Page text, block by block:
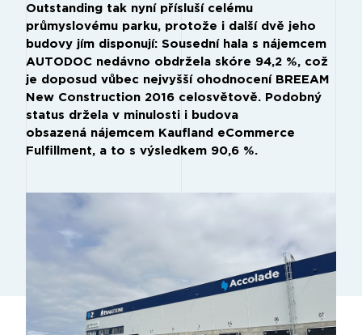
Outstanding tak nyní přísluší celému
průmyslovému parku, protože i další dvě jeho
budovy jím disponují: Sousední hala s nájemcem
AUTODOC nedávno obdržela skóre 94,2 %, což
je doposud vůbec nejvyšší ohodnocení BREEAM
New Construction 2016 celosvětově. Podobný
status držela v minulosti i budova
obsazená nájemcem Kaufland eCommerce
Fulfillment, a to s výsledkem 90,6 %.